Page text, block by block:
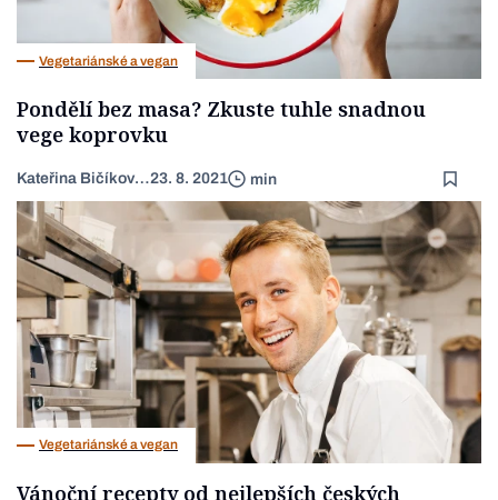
Vegetariánské a vegan
Pondělí bez masa? Zkuste tuhle snadnou
vege koprovku
Kateřina Bičíková Harudová23. 8. 2021 min
Vegetariánské a vegan
Vánoční recepty od nejlepších českých